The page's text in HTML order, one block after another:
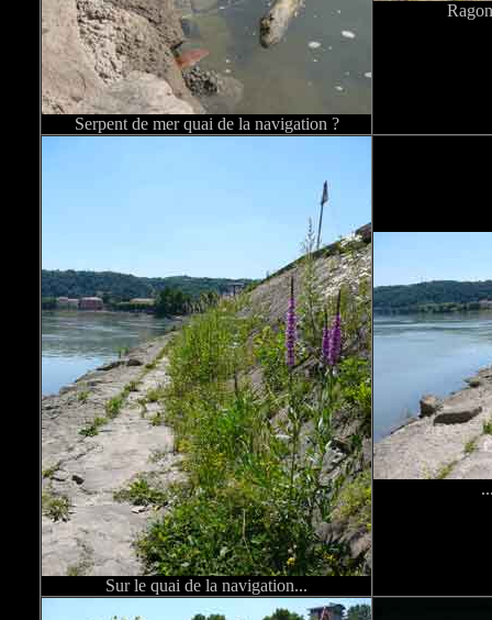
Serpent de mer quai de la navigation ?
Sur le quai de la navigation...